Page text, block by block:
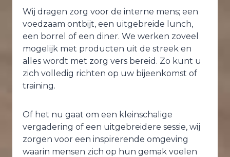
Wij dragen zorg voor de interne mens; een
voedzaam ontbijt, een uitgebreide lunch,
een borrel of een diner. We werken zoveel
mogelijk met producten uit de streek en
alles wordt met zorg vers bereid. Zo kunt u
zich volledig richten op uw bijeenkomst of
training.
Of het nu gaat om een kleinschalige
vergadering of een uitgebreidere sessie, wij
zorgen voor een inspirerende omgeving
waarin mensen zich op hun gemak voelen